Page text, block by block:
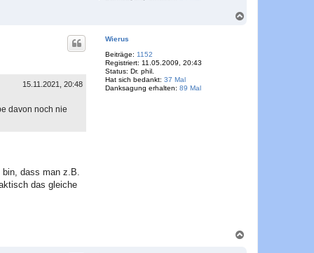
Wierus
Beiträge: 1152
Registriert: 11.05.2009, 20:43
Status: Dr. phil.
Hat sich bedankt: 37 Mal
Danksagung erhalten: 89 Mal
15.11.2021, 20:48
davon noch nie
bin, dass man z.B.
das gleiche